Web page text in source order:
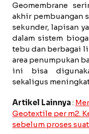
Geomembrane
akhir pembuangan
sekunder, lapisan
dalam sistem
tebu dan berbagai
area penumpukan
ini bisa
sekaligus
Artikel Lainnya:
Geotextile per m2.
sebelum proses